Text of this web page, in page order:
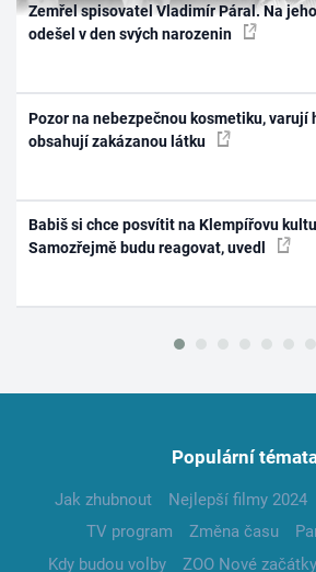
Zemřel spisovatel Vladimír Páral. Na
odešel v den svých narozenin
Pozor na nebezpečnou kosmetiku, varují
obsahují zakázanou látku
Babiš si chce posvítit na Klempířovu
Samozřejmě budu reagovat, uvedl
Populární
Jak zhubnout Nejlepší filmy 2024
TV program
Změna času
Kdy budou volby
ZOO Nové začátky